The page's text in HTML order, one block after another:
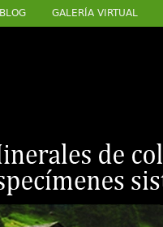
BLOG GALERÍA VIRTUAL